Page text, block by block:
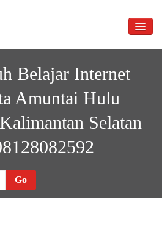
Belajar Internet
Amuntai Hulu
Selatan
Go